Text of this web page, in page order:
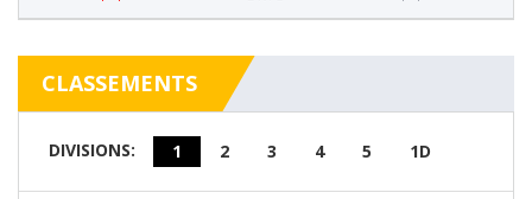
CLASSEMENTS
DIVISIONS: 1 2 3 4 5 1D